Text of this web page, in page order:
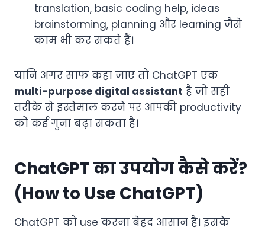
translation, basic coding help, ideas
brainstorming, planning और learning जैसे
काम भी कर सकते हैं।
यानि अगर साफ कहा जाए तो ChatGPT एक
multi-purpose digital assistant है जो सही
तरीके से इस्तेमाल करने पर आपकी productivity
को कई गुना बढ़ा सकता है।
ChatGPT का उपयोग कैसे करें?
(How to Use ChatGPT)
ChatGPT को use करना बेहद आसान है। इसके